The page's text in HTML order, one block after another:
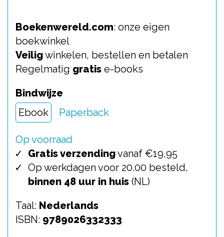
Boekenwereld.com: onze eigen
boekwinkel
Veiligwinkelen, bestellen en betalen
Regelmatig gratis e-books
Bindwijze
Ebook
Paperback
Op voorraad
Gratis verzendingvanaf €19,95
Op werkdagen voor 20.00 besteld,
binnen 48 uur in huis (NL)
Taal: Nederlands
ISBN: 9789026332333